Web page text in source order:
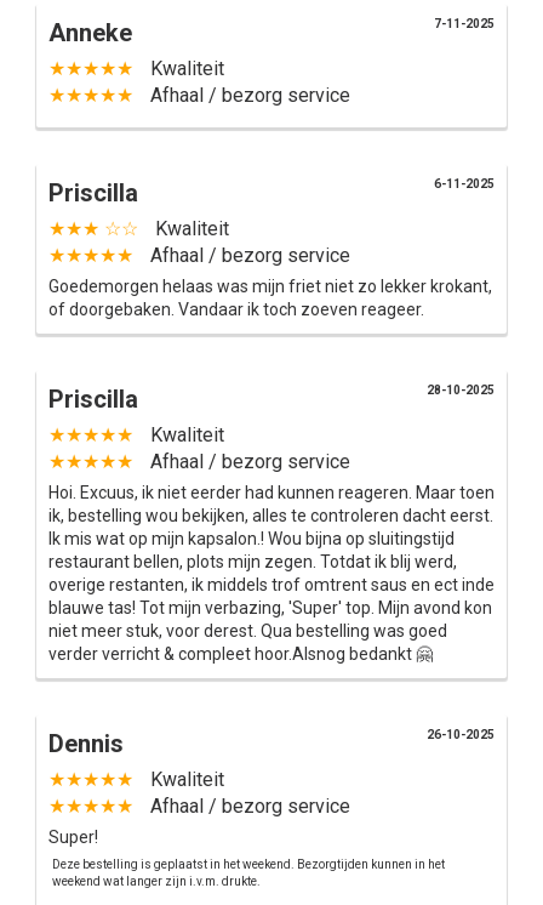
Anneke
★★★★★
Kwaliteit
★★★★★
Afhaal / bezorg service
7-11-2025
Priscilla
★★★ ☆☆
Kwaliteit
★★★★★
Afhaal / bezorg service
Goedemorgen helaas was mijn friet niet zo lekker krokant,
of doorgebaken. Vandaar ik toch zoeven reageer.
6-11-2025
Priscilla
★★★★★
Kwaliteit
★★★★★
Afhaal / bezorg service
Hoi. Excuus, ik niet eerder had kunnen reageren. Maar toen
ik, bestelling wou bekijken, alles te controleren dacht eerst.
Ik mis wat op mijn kapsalon.! Wou bijna op sluitingstijd
restaurant bellen, plots mijn zegen. Totdat ik blij werd,
overige restanten, ik middels trof omtrent saus en ect inde
blauwe tas! Tot mijn verbazing, 'Super' top. Mijn avond kon
niet meer stuk, voor derest. Qua bestelling was goed
verder verricht & compleet hoor.Alsnog bedankt 🤗
28-10-2025
Dennis
★★★★★
Kwaliteit
★★★★★
Afhaal / bezorg service
Super!
Deze bestelling is geplaatst in het weekend. Bezorgtijden kunnen in het
weekend wat langer zijn i.v.m. drukte.
26-10-2025